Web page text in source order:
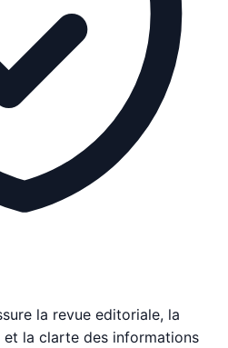
la revue editoriale, la
la clarte des informations